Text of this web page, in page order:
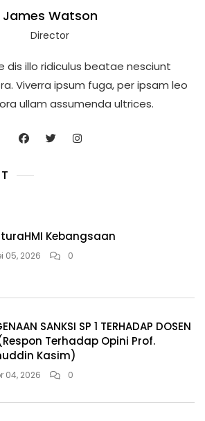
James Watson
Director
dis illo ridiculus beatae nesciunt
Viverra ipsum fuga, per ipsam leo
ullam assumenda ultrices.
Kebangsaan
05, 2026 0
SANKSI SP 1 TERHADAP DOSEN
Terhadap Opini Prof.
Kasim)
04, 2026 0